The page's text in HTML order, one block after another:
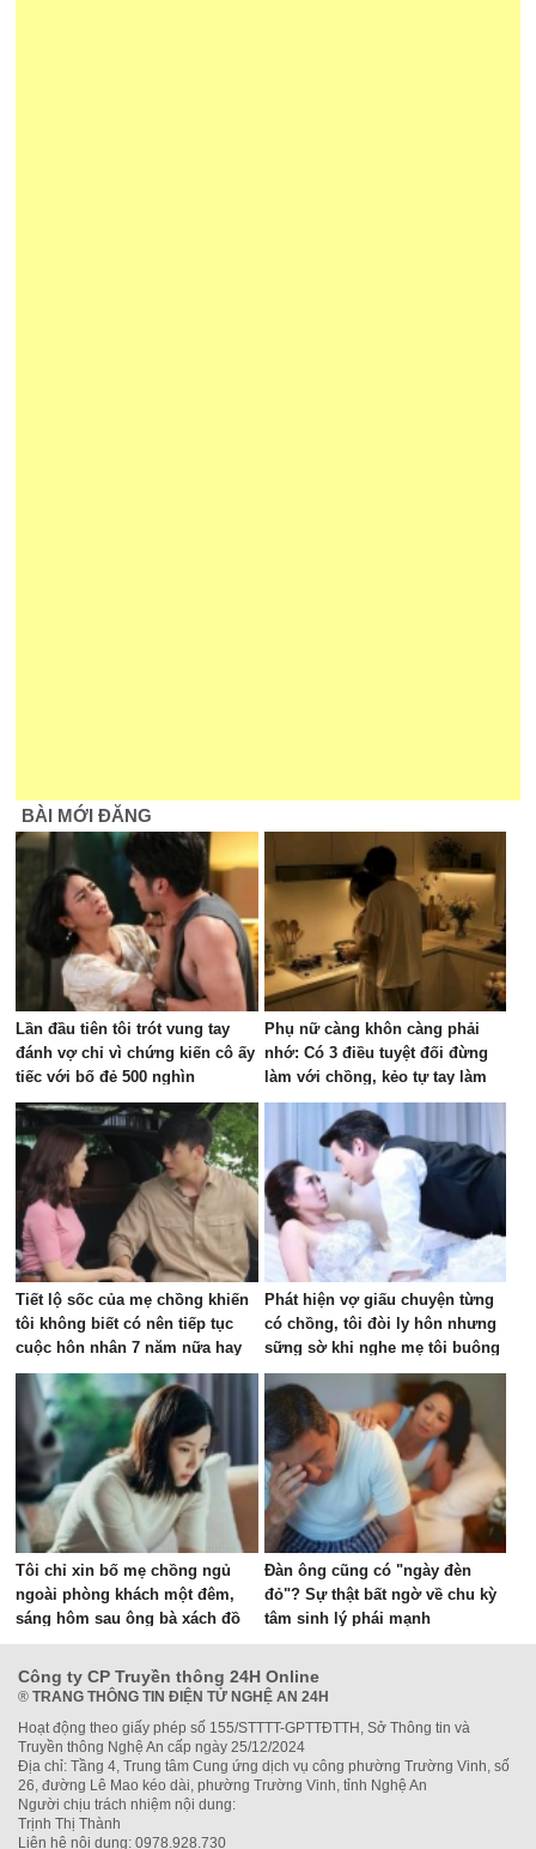
BÀI MỚI ĐĂNG
Lần đầu tiên tôi trót vung tay
đánh vợ chỉ vì chứng kiến cô ấy
tiếc với bố đẻ 500 nghìn
Phụ nữ càng khôn càng phải
nhớ: Có 3 điều tuyệt đối đừng
làm với chồng, kẻo tự tay làm
hao vận may của gia đình
Tiết lộ sốc của mẹ chồng khiến
tôi không biết có nên tiếp tục
cuộc hôn nhân 7 năm nữa hay
không
Phát hiện vợ giấu chuyện từng
có chồng, tôi đòi ly hôn nhưng
sững sờ khi nghe mẹ tôi buông
câu này
Tôi chỉ xin bố mẹ chồng ngủ
ngoài phòng khách một đêm,
sáng hôm sau ông bà xách đồ
về quê, tôi sai ở đâu?
Đàn ông cũng có "ngày đèn
đỏ"? Sự thật bất ngờ về chu kỳ
tâm sinh lý phái mạnh
Công ty CP Truyền thông 24H Online
® TRANG THÔNG TIN ĐIỆN TỬ NGHỆ AN 24H
Hoạt động theo giấy phép số 155/STTTT-GPTTĐTTH, Sở Thông tin và
Truyền thông Nghệ An cấp ngày 25/12/2024
Địa chỉ: Tầng 4, Trung tâm Cung ứng dịch vụ công phường Trường Vinh, số
26, đường Lê Mao kéo dài, phường Trường Vinh, tỉnh Nghệ An
Người chịu trách nhiệm nội dung:
Trịnh Thị Thành
Liên hệ nội dung: 0978.928.730